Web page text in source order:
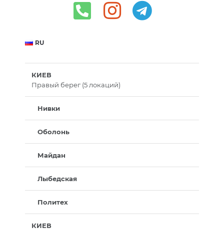
RU
КИЕВ
Правый берег (5 локаций)
Нивки
Оболонь
Майдан
Лыбедская
Политех
КИЕВ